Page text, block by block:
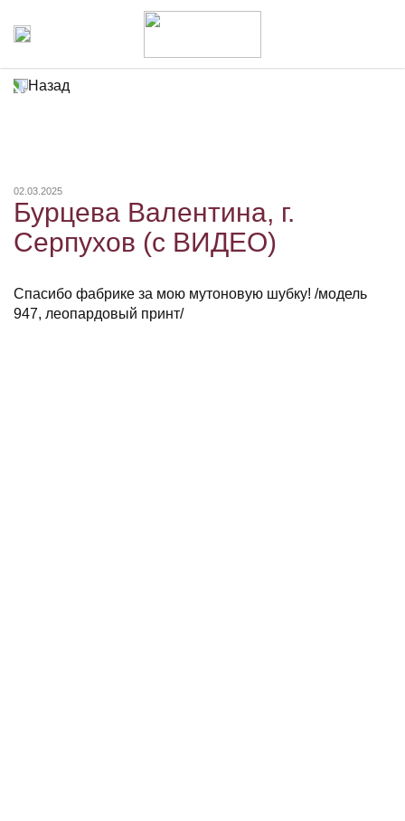
Назад
02.03.2025
Бурцева Валентина, г.
Серпухов (с ВИДЕО)
Спасибо фабрике за мою мутоновую шубку! /модель
947, леопардовый принт/